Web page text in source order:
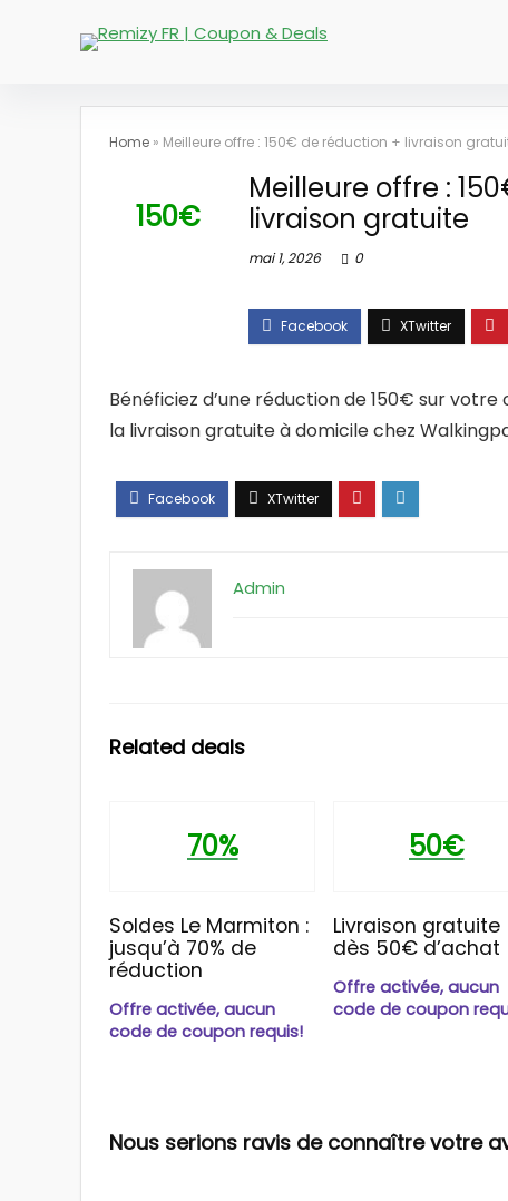
Home » Meilleure offre : 150€ de réduction + livraison
150€
Meilleure offre :
livraison gratuite
mai 1, 2026 0
Bénéficiez d’une réduction de 150€ sur
la livraison gratuite à domicile chez
Admin
Related deals
70%
Soldes Le Marmiton :
jusqu’à 70% de
réduction
Offre activée, aucun
code de coupon requis!
50€
Livraison gratuite
dès 50€ d’achat
Offre activée, aucun
code de coupon
Nous serions ravis de connaître votre